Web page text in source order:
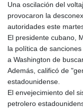
Una oscilación del
provocaron la
autoridades este
El presidente cubano,
la política de
a Washington de
Además, calificó de
estadounidense.
El envejecimiento del
petrolero